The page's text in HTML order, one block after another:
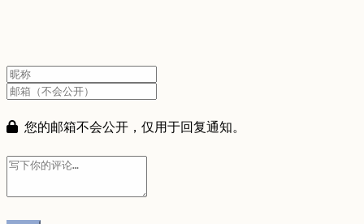
您的邮箱不会公开，仅用于回复通知。